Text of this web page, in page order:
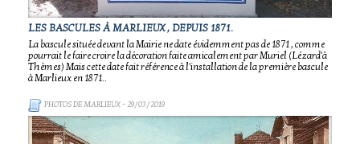
LES BASCULES À MARLIEUX , DEPUIS 1871.
La bascule située devant la Mairie ne date évidemment pas de 1871 , comme
pourrait le faire croire la décoration faite amicalement par Muriel (Lézard'à
Thèmes) Mais cette date fait référence à l'installation de la première bascule
à Marlieux en 1871..
PHOTOS DE MARLIEUX- 29/03/2019